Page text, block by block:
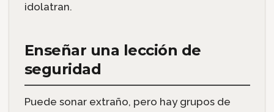
idolatran.
Enseñar una lección de
seguridad
Puede sonar extraño, pero hay grupos de